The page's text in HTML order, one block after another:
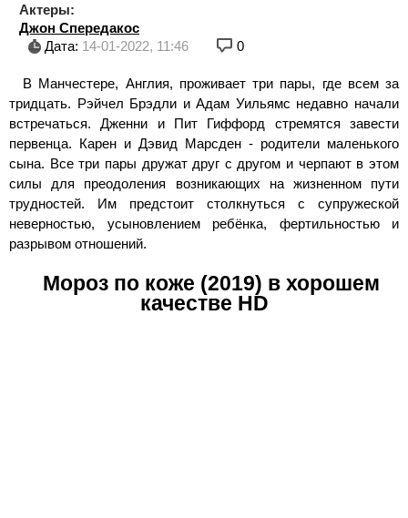
Актеры:
Джон Спередакос
Дата: 14-01-2022, 11:46 0
В Манчестере, Англия, проживает три пары, где всем за
тридцать. Рэйчел Брэдли и Адам Уильямс недавно начали
встречаться. Дженни и Пит Гиффорд стремятся завести
первенца. Карен и Дэвид Марсден - родители маленького
сына. Все три пары дружат друг с другом и черпают в этом
силы для преодоления возникающих на жизненном пути
трудностей. Им предстоит столкнуться с супружеской
неверностью, усыновлением ребёнка, фертильностью и
разрывом отношений.
Мороз по коже (2019) в хорошем
качестве HD